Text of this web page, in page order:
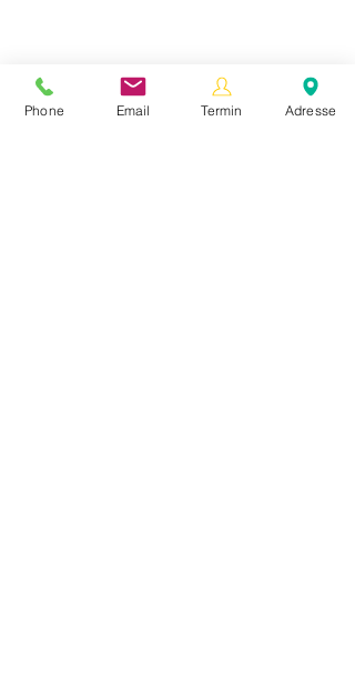
Work-
Phone Email Termin Adresse